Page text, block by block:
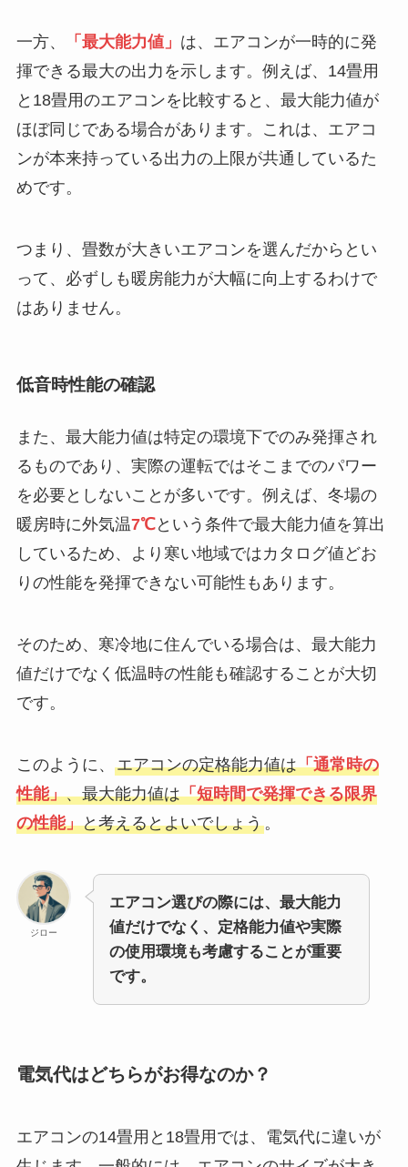
一方、 「最大能力値」 は、エアコンが一時的に発
揮できる最大の出力を示します。例えば、14畳用
と18畳用のエアコンを比較すると、最大能力値が
ほぼ同じである場合があります。これは、エアコ
ンが本来持っている出力の上限が共通しているた
めです。
つまり、畳数が大きいエアコンを選んだからとい
って、必ずしも暖房能力が大幅に向上するわけで
はありません。
低音時性能の確認
また、最大能力値は特定の環境下でのみ発揮され
るものであり、実際の運転ではそこまでのパワー
を必要としないことが多いです。例えば、冬場の
暖房時に外気温7℃という条件で最大能力値を算出
しているため、より寒い地域ではカタログ値どお
りの性能を発揮できない可能性もあります。
そのため、寒冷地に住んでいる場合は、最大能力
値だけでなく低温時の性能も確認することが大切
です。
このように、 エアコンの定格能力値は「通常時の
性能」、最大能力値は「短時間で発揮できる限界
の性能」と考えるとよいでしょう。
ジロー
エアコン選びの際には、最大能力
値だけでなく、定格能力値や実際
の使用環境も考慮することが重要
です。
電気代はどちらがお得なのか？
エアコンの14畳用と18畳用では、電気代に違いが